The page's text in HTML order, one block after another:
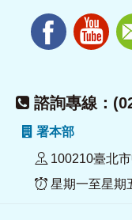
諮詢專線：
署本部
100210臺北
星期一至星期